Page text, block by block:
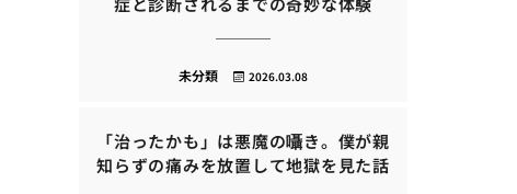
2026.03.08
未分類
「治ったかも」は悪魔の囁き。僕が親
知らずの痛みを放置して地獄を見た話